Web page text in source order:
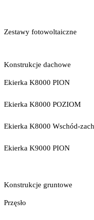
Zestawy fotowoltaiczne
Konstrukcje dachowe
Ekierka K8000 PION
Ekierka K8000 POZIOM
Ekierka K8000 Wschód-
Ekierka K9000 PION
Konstrukcje gruntowe
Przęsło